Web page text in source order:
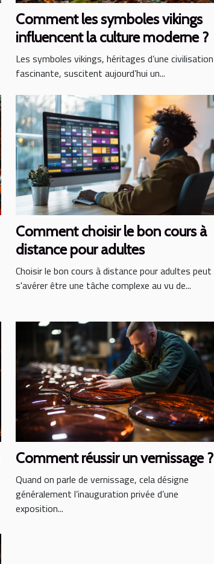
Comment les symboles vikings
influencent la culture moderne ?
Les symboles vikings, héritages d’une civilisation
fascinante, suscitent aujourd’hui un...
Comment choisir le bon cours à
distance pour adultes
Choisir le bon cours à distance pour adultes peut
s'avérer être une tâche complexe au vu de...
Comment réussir un vernissage ?
Quand on parle de vernissage, cela désigne
généralement l’inauguration privée d’une
exposition...